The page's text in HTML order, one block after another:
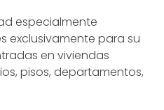
especialmente
exclusivamente para su
en viviendas
pisos, departamentos,